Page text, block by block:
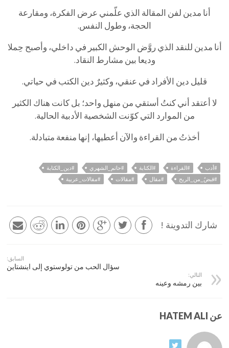
أنا مدين لفن المقالة الذي علّمني عرض الفكرة، ومقارعة
الحجة، وطول النفس.
أنا مدين للنقد الذي روَّض الوحش الكبير في داخلي، وأصبح حِملا
وديعا بين مشارط النقاد.
قليل دين الأفراد في عنقي، وكثيرٌ دين الكتب في حياتي.
لا أعتقد أني كنتُ أستقي من منهل واحد؛ بل كانت هناك الكثير
من الموارد التي كوّنت الشخصية الأدبية الحالية.
أخذتُ من القراءة والآن أعطيها، إنها منفعة متبادلة.
#أدب #القراءة #الكتابة #حاتم_الشهري
#دين_الكتابة
#قبضٌ_من_الريح
#مقال #مقالات #مقالات_عربية
شارك التدوينة !
السابق:
سؤال الحب من تولوستوي إلى اينشتاين
التالي:
بين رمشه وعينه
عن HATEM ALI